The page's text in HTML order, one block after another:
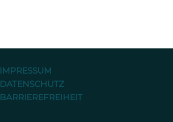
IMPRESSUM
DATENSCHUTZ
BARRIEREFREIHEIT